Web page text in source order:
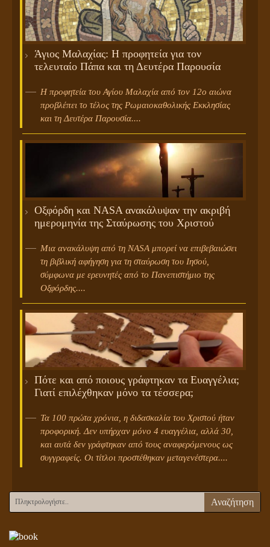
Άγιος Μαλαχίας: Η προφητεία για τον
τελευταίο Πάπα και τη Δευτέρα Παρουσία
Η προφητεία του Αγίου Μαλαχία από τον 12ο αιώνα
προβλέπει το τέλος της Ρωμαιοκαθολικής Εκκλησίας
και τη Δευτέρα Παρουσία....
Οξφόρδη και NASA ανακάλυψαν την ακριβή
ημερομηνία της Σταύρωσης του Χριστού
Μια ανακάλυψη από τη NASA μπορεί να επιβεβαιώσει
τη βιβλική αφήγηση για τη σταύρωση του Ιησού,
σύμφωνα με ερευνητές από το Πανεπιστήμιο της
Οξφόρδης....
Πότε και από ποιους γράφτηκαν τα Ευαγγέλια;
Γιατί επιλέχθηκαν μόνο τα τέσσερα;
Τα 100 πρώτα χρόνια, η διδασκαλία του Χριστού ήταν
προφορική. Δεν υπήρχαν μόνο 4 ευαγγέλια, αλλά 30,
και αυτά δεν γράφτηκαν από τους αναφερόμενους ως
συγγραφείς. Οι τίτλοι προστέθηκαν μεταγενέστερα....
Αναζήτηση